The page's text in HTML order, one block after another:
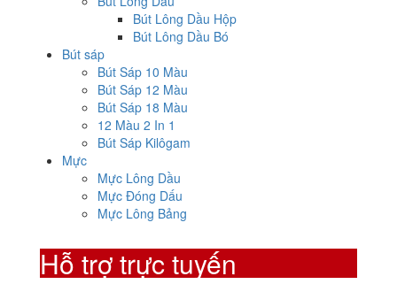
Bút Lông Dầu Hộp
Bút Lông Dầu Bó
Bút sáp
Bút Sáp 10 Màu
Bút Sáp 12 Màu
Bút Sáp 18 Màu
12 Màu 2 In 1
Bút Sáp Kilôgam
Mực
Mực Lông Dầu
Mực Đóng Dấu
Mực Lông Bảng
Hỗ trợ trực tuyến